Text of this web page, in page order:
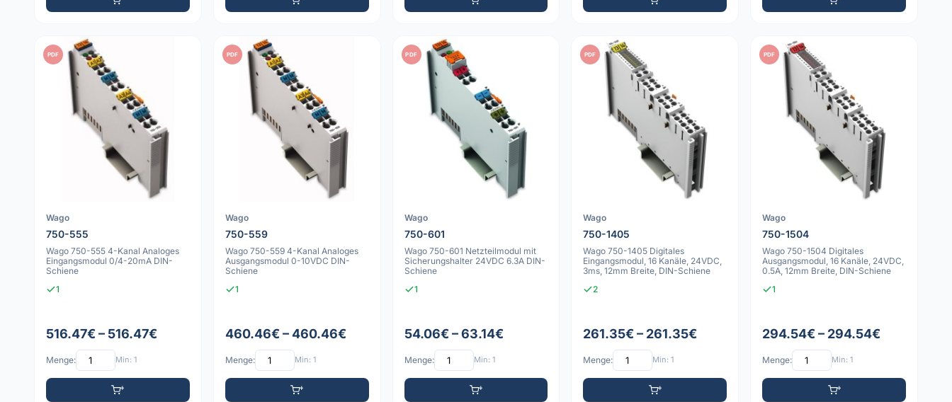
PDF
Wago
750-555
Wago 750-555 4-Kanal Analoges
Eingangsmodul 0/4-20mA DIN-
Schiene
1
516.47€ – 516.47€
Menge: Min: 1
PDF
Wago
750-559
Wago 750-559 4-Kanal Analoges
Ausgangsmodul 0-10VDC DIN-
Schiene
1
460.46€ – 460.46€
Menge: Min: 1
PDF
Wago
750-601
Wago 750-601 Netzteilmodul mit
Sicherungshalter 24VDC 6.3A DIN-
Schiene
1
54.06€ – 63.14€
Menge: Min: 1
PDF
Wago
750-1405
Wago 750-1405 Digitales
Eingangsmodul, 16 Kanäle, 24VDC,
3ms, 12mm Breite, DIN-Schiene
2
261.35€ – 261.35€
Menge: Min: 1
PDF
Wago
750-1504
Wago 750-1504 Digitales
Ausgangsmodul, 16 Kanäle, 24VDC,
0.5A, 12mm Breite, DIN-Schiene
1
294.54€ – 294.54€
Menge: Min: 1